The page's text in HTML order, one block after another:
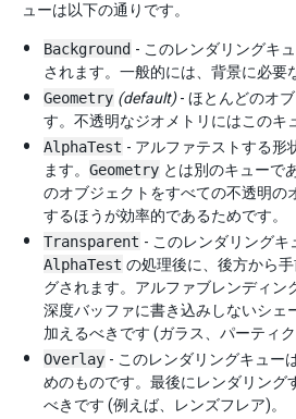
ューは以下の通りです。
Background - このレンダリングキ
されます。一般的には、背景に必要
Geometry (default)- ほとんどのオ
す。不透明なジオメトリにはこのキ
AlphaTest - アルファテストする形
ます。 Geometry とは別のキューで
のオブジェクトをすべての不透明の
するほうが効率的であるためです。
Transparent - このレンダリングキ
AlphaTest の処理後に、後方から
グされます。アルファブレンディン
深度バッファに書き込みしないシェ
加えるべきです (ガラス、パーティ
Overlay - このレンダリングキュー
めのものです。最後にレンダリング
べきです (例えば、レンズフレア)。